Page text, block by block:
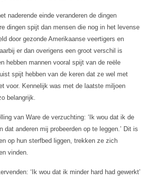
naderende einde veranderen de dingen
dingen spijt dan mensen die nog in het levense
door gezonde Amerikaanse veertigers en
er dan overigens een groot verschil is
hebben mannen vooral spijt van de reële
spijt hebben van de keren dat ze wel met
voor. Kennelijk was met de laatste miljoen
belangrijk.
van Ware de verzuchting: ‘Ik wou dat ik de
anderen mij probeerden op te leggen.’ Dit is
op hun sterfbed liggen, trekken ze zich
vinden.
‘Ik wou dat ik minder hard had gewerkt’